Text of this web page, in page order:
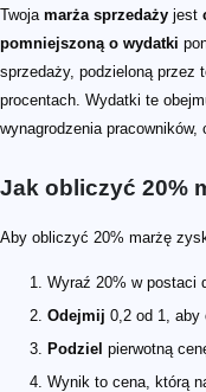
Twoja marża sprzedaży jest
pomniejszoną o wydatki
sprzedaży, podzieloną przez
procentach. Wydatki te
wynagrodzenia pracowników,
Jak obliczyć 20%
Aby obliczyć 20% marżę
Wyraź 20% w postaci
Odejmij 0,2 od 1, aby
Podziel pierwotną
Wynik to cena, którą